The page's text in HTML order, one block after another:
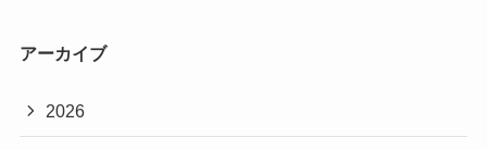
アーカイブ
2026